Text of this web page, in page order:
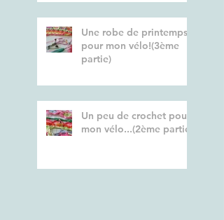
Une robe de printemps
pour mon vélo!(3ème
partie)
Un peu de crochet pour
mon vélo...(2ème partie)